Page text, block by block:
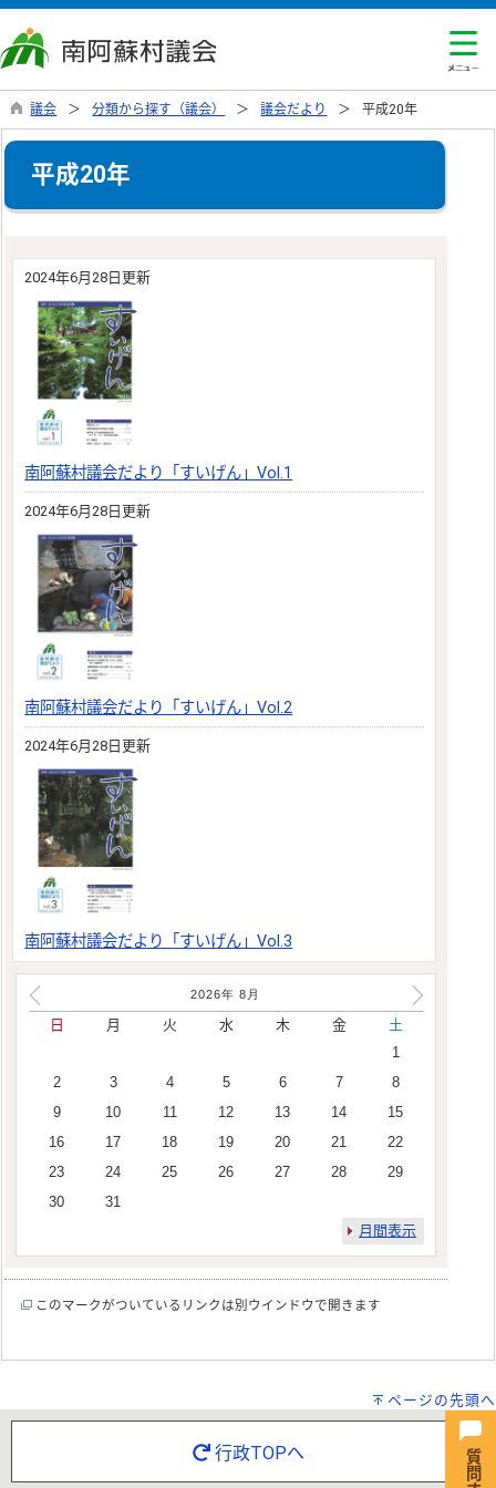
議会 分類から探す（議会） 議会だより 平成20年
平成20年
2024年6月28日更新
南阿蘇村議会だより「すいげん」Vol.1
2024年6月28日更新
南阿蘇村議会だより「すいげん」Vol.2
2024年6月28日更新
南阿蘇村議会だより「すいげん」Vol.3
2026年 8 月
日 月 火 水 木 金
土
1
2
3 4 5 6 7
8
9
10 11 12 13 14
15
16
17 18 19 20 21
22
23
24 25 26 27 28
29
30
31
月間表示
このマークがついているリンクは別ウインドウで開きます
ページの先頭へ
行政TOPへ